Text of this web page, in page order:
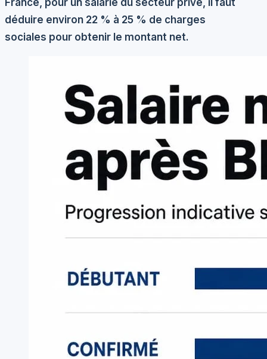
France, pour un salarié du secteur privé, il faut
déduire environ 22 % à 25 % de charges
sociales pour obtenir le montant net.